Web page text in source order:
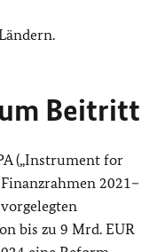
Beitritt
(„Instrument for
2021–
bis zu 9 Mrd. EUR